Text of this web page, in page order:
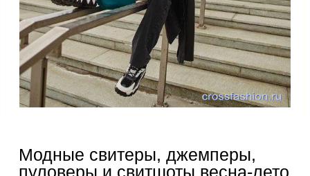
Модные свитеры, джемперы,
пуловеры и свитшоты весна-лето